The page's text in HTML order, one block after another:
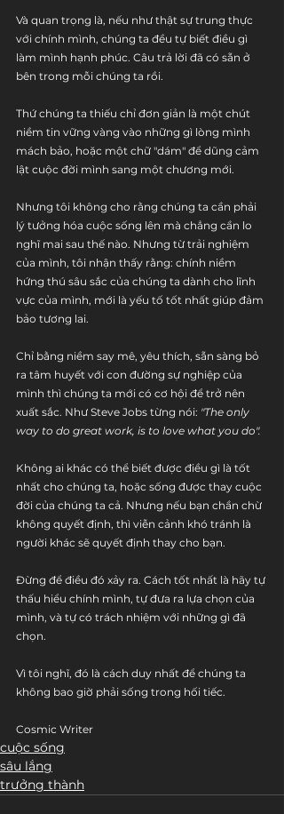
Và quan trọng là, nếu như thật sự trung thực
với chính mình, chúng ta đều tự biết điều gì
làm mình hạnh phúc. Câu trả lời đã có sẵn ở
bên trong mỗi chúng ta rồi.
Thứ chúng ta thiếu chỉ đơn giản là một chút
niềm tin vững vàng vào những gì lòng mình
mách bảo, hoặc một chữ "dám" để dũng cảm
lật cuộc đời mình sang một chương mới.
Nhưng tôi không cho rằng chúng ta cần phải
lý tưởng hóa cuộc sống lên mà chẳng cần lo
nghĩ mai sau thế nào. Nhưng từ trải nghiệm
của mình, tôi nhận thấy rằng: chính niềm
hứng thú sâu sắc của chúng ta dành cho lĩnh
vực của mình, mới là yếu tố tốt nhất giúp đảm
bảo tương lai.
Chỉ bằng niềm say mê, yêu thích, sẵn sàng bỏ
ra tâm huyết với con đường sự nghiệp của
mình thì chúng ta mới có cơ hội để trở nên
xuất sắc. Như Steve Jobs từng nói: "The only
way to do great work, is to love what you do".
Không ai khác có thể biết được điều gì là tốt
nhất cho chúng ta, hoặc sống được thay cuộc
đời của chúng ta cả. Nhưng nếu bạn chần chừ
không quyết định, thì viễn cảnh khó tránh là
người khác sẽ quyết định thay cho bạn.
Đừng để điều đó xảy ra. Cách tốt nhất là hãy tự
thấu hiểu chính mình, tự đưa ra lựa chọn của
mình, và tự có trách nhiệm với những gì đã
chọn.
Vì tôi nghĩ, đó là cách duy nhất để chúng ta
không bao giờ phải sống trong hối tiếc.
Cosmic Writer
cuộc sống
sâu lắng
trưởng thành